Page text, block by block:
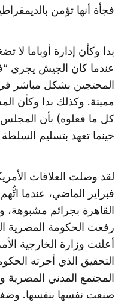
فجأة أنها تؤمن
بدا وكأن إدارة أوباما
عندما كان الجيش يجري
المحتجين بشكل مباشر في
مميتة. وكذلك بدا وكأن
كل ما فعلوه) بأن
حينما تعهد بتسليم
لقد وصلت العلاقات
القاهرة بجرائم
رفعت الحكومة المصرية
أعلنت وزارة الخارجية
التحقيق الذي أجرته
المجتمع المدني المصرية
صنعت نفسها بنفسها.